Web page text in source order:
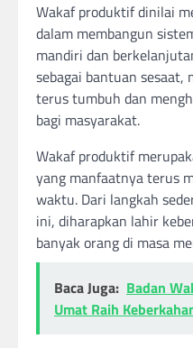
Wakaf produktif dinilai
dalam membangun
mandiri dan
sebagai bantuan sesaat,
terus tumbuh dan
bagi masyarakat.
Wakaf produktif
yang manfaatnya terus
waktu. Dari langkah
ini, diharapkan lahir
banyak orang di masa
Baca Juga: Badan
Umat Raih